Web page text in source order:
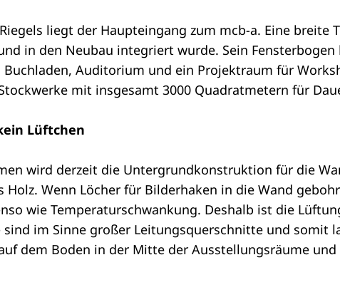
liegt der Haupteingang zum mcb-a. Eine
in den Neubau integriert wurde. Sein
Buchladen, Auditorium und ein Projektraum für
mit insgesamt 3000 Quadratmetern für
Lüftchen
wird derzeit die Untergrundkonstruktion für die
Holz. Wenn Löcher für Bilderhaken in die Wand
wie Temperaturschwankung. Deshalb ist die
sind im Sinne großer Leitungsquerschnitte und somit
dem Boden in der Mitte der Ausstellungsräume